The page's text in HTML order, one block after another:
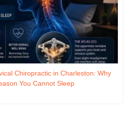
Chiropractic in Charleston: Why
You Cannot Sleep